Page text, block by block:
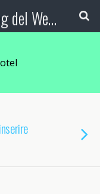
Booking Blog™ - Il blog del Web Marketing Turistico